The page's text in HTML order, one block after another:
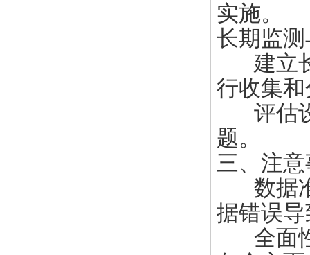
实施。
长期监
建立长
行收集
评估设
题。
三、注
数据准
据错误
全面性